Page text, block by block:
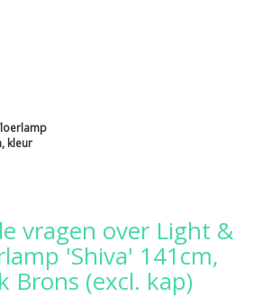
kleur
vragen over Light &
'Shiva' 141cm,
Brons (excl. kap)